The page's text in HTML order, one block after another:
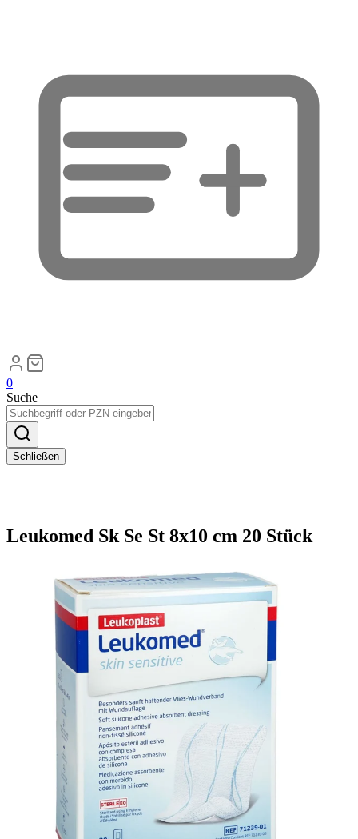
0
Suche
Schließen
Leukomed Sk Se St 8x10 cm 20 Stück